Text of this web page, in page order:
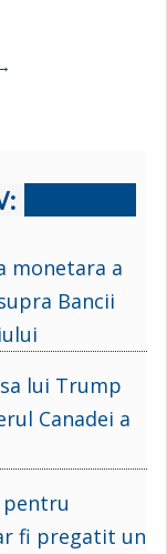
monetara a
Bancii
lui Trump
Canadei a
pentru
fi pregatit un